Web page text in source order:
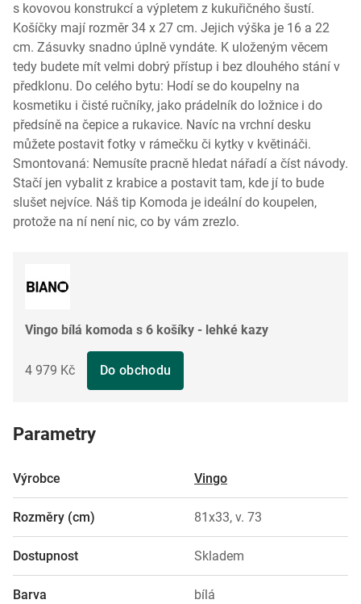
s kovovou konstrukcí a výpletem z kukuřičného šustí.
Košíčky mají rozměr 34 x 27 cm. Jejich výška je 16 a 22
cm. Zásuvky snadno úplně vyndáte. K uloženým věcem
tedy budete mít velmi dobrý přístup i bez dlouhého stání v
předklonu. Do celého bytu: Hodí se do koupelny na
kosmetiku i čisté ručníky, jako prádelník do ložnice i do
předsíně na čepice a rukavice. Navíc na vrchní desku
můžete postavit fotky v rámečku či kytky v květináči.
Smontovaná: Nemusíte pracně hledat nářadí a číst návody.
Stačí jen vybalit z krabice a postavit tam, kde jí to bude
slušet nejvíce. Náš tip Komoda je ideální do koupelen,
protože na ní není nic, co by vám zrezlo.
Vingo bílá komoda s 6 košíky - lehké kazy
4 979 Kč Do obchodu
Parametry
Výrobce Vingo
Rozměry (cm) 81x33, v. 73
Dostupnost Skladem
Barva bílá